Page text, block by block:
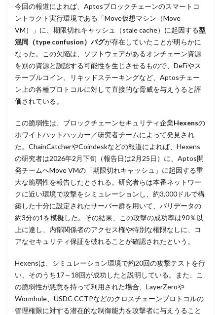
内閣府沖縄総合事務局
再生可能エネルギー
再発防止
初期侵入
初期設定 制裁金 削除
助成金
北朝鮮
医師 医療 医療機関
半田病院
印影
厚労省初動対応チーム
原因
原子力規制庁
口座情報 可視化
国分生協病院
国連安全保障理事会
大阪急性期・総合医療センター
太陽光発電
奇安信集団
宅ふぁいる便
宅地建物取引業者免許
安全性
定額給付金 富士通
対策
対策方法
対談 専門家パネル
小学校
小学館
岐阜 巧妙化 広告
広島
座談会
強化 復元
復旧
快活フロンティア
悪意 悪用
情報
情報システム
情報セキュリティ
情報セキュリティマネジメントシステム
情報共有
情報流出
情報漏洩 情報窃取
情報管理
情報資産
情報閲覧 感染
慶応義塾大学
慶應義塾大学
懲戒免職 手口
手口、
手数料
技術 技術情報 持ち出し
掲載
今回の報道によれば、Aptosブロックチェーンのスマートコ
ントラクト実行環境である「Move仮想マシン（Move
VM）」に、期限切れキャッシュ（stale cache）に起因する型
混同（type confusion）バグが存在していたことが明らかに
なった。この欠陥は、ソフトウェアがあるオンチェーン資源
を別の資源と誤認する可能性を生じさせるもので、DeFiやス
テーブルコイン、リキッドステーキングなど、Aptosチェー
ン上の各種プロトコルに対して直接的な脅威を与えうると評
価されている。
この脆弱性は、ブロックチェーンセキュリティ企業Hexensの
ホワイトハットハッカー／研究者チームによって発見され
た。ChainCatcherやCoindeskなどの報道によれば、Hexens
の研究者は2026年2月下旬（報告日は2月25日）に、Aptos開
発チームへMove VMの「期限切れキャッシュ」に起因する重
大な脆弱性を報告したとされる。研究者らは本番ネットワー
クに近い環境で攻撃をシミュレーションし、約3,000ドルで構
築した十分に設定されたサーバー群を用いて、バリデータの
約3分の1を模擬した。その結果、この攻撃の成功率は90％以
上に達し、内部関係者のアクセス権や特別な権限なしに、コ
アなセキュリティ保証を破れることが確認されたという。
Hexensは、シミュレーション環境で約20回の攻撃テストを行
い、そのうち17～18回が成功したと説明している。また、こ
の脆弱性が悪意を持って利用された場合、LayerZeroや
Wormhole、USDC CCTPなどのクロスチェーンプロトコルの
管理権限に対する潜在的な制御能力を攻撃者に与えうること